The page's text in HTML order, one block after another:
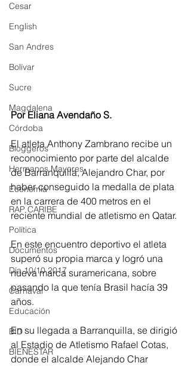
Cesar
English
San Andres
Bolívar
Sucre
Magdalena
Córdoba
Bloggeros
Hermanos Mayores
Economía
RAP CARIBE
Política
Documentos
Día 10/10 2017
Carnaval
Educación
BID
BIENESTAR
Por Eliana Avendaño S.
El atleta Anthony Zambrano recibe un
reconocimiento por parte del alcalde
de Barranquilla, Alejandro Char, por
haber conseguido la medalla de plata
en la carrera de 400 metros en el
reciente mundial de atletismo en Qatar.
En este encuentro deportivo el atleta
superó su propia marca y logró una
nueva marca suramericana, sobre
pasando la que tenía Brasil hacía 39
años.
En su llegada a Barranquilla, se dirigió
al Estadio de Atletismo Rafael Cotas,
donde el alcalde Alejando Char